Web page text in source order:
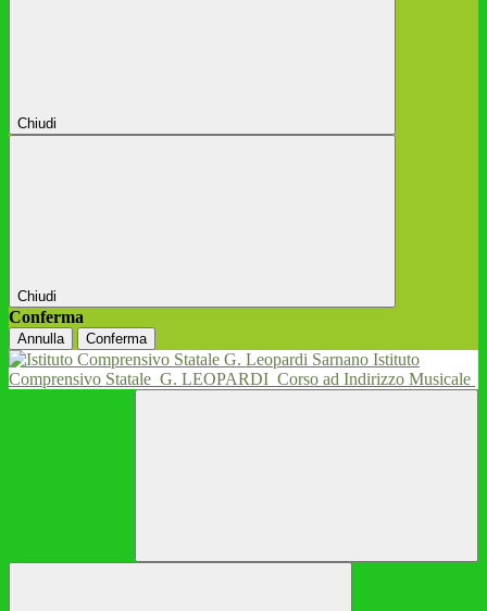
Chiudi
Chiudi
Conferma
Annulla Conferma
Istituto
Comprensivo Statale G. LEOPARDI Corso ad Indirizzo Musicale